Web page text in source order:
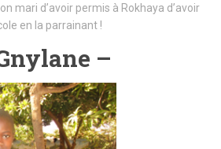
mari d’avoir permis à Rokhaya d’avoir
en la parrainant !
–